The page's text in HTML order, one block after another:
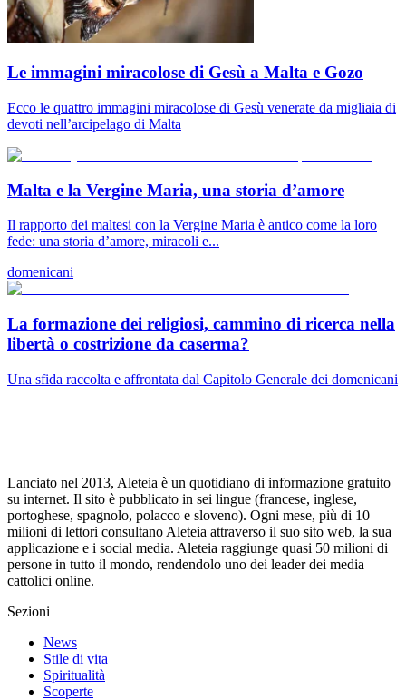
Le immagini miracolose di Gesù a Malta e Gozo
Ecco le quattro immagini miracolose di Gesù venerate da migliaia di
devoti nell’arcipelago di Malta
Malta e la Vergine Maria, una storia d’amore
Il rapporto dei maltesi con la Vergine Maria è antico come la loro
fede: una storia d’amore, miracoli e...
domenicani
La formazione dei religiosi, cammino di ricerca nella
libertà o costrizione da caserma?
Una sfida raccolta e affrontata dal Capitolo Generale dei domenicani
Lanciato nel 2013, Aleteia è un quotidiano di informazione gratuito
su internet. Il sito è pubblicato in sei lingue (francese, inglese,
portoghese, spagnolo, polacco e sloveno). Ogni mese, più di 10
milioni di lettori consultano Aleteia attraverso il suo sito web, la sua
applicazione e i social media. Aleteia raggiunge quasi 50 milioni di
persone in tutto il mondo, rendendolo uno dei leader dei media
cattolici online.
Sezioni
News
Stile di vita
Spiritualità
Scoperte